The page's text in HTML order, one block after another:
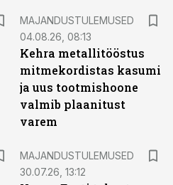
MAJANDUSTULEMUSED
04.08.26, 08:13
Kehra metallitööstus
mitmekordistas kasumi
ja uus tootmishoone
valmib plaanitust
varem
MAJANDUSTULEMUSED
30.07.26, 13:12